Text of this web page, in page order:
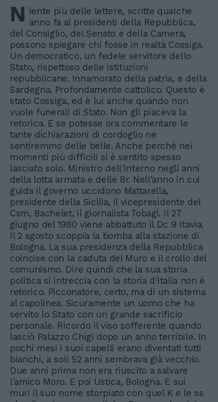
N iente più delle lettere, scritte qualche
anno fa ai presidenti della Repubblica,
del Consiglio, del Senato e della Camera,
possono spiegare chi fosse in realtà Cossiga.
Un democratico, un fedele servitore dello
Stato, rispettoso delle istituzioni
repubblicane. Innamorato della patria, e della
Sardegna. Profondamente cattolico. Questo è
stato Cossiga, ed è lui anche quando non
vuole funerali di Stato. Non gli piaceva la
retorica. E se potesse ora commentare le
tante dichiarazioni di cordoglio ne
sentiremmo delle belle. Anche perchè nei
momenti più difficili si è sentito spesso
lasciato solo. Ministro dell'Interno negli anni
della lotta armata e delle Br. Nell'anno in cui
guida il governo uccidono Mattarella,
presidente della Sicilia, il vicepresidente del
Csm, Bachelet, il giornalista Tobagi. Il 27
giugno del 1980 viene abbattuto il Dc 9 Itavia.
Il 2 agosto scoppia la bomba alla stazione di
Bologna. La sua presidenza della Repubblica
coincise con la caduta del Muro e il crollo del
comunismo. Dire quindi che la sua storia
politica si intreccia con la storia d'Italia non è
retorico. Picconatore, certo, ma di un sistema
al capolinea. Sicuramente un uomo che ha
servito lo Stato con un grande sacrificio
personale. Ricordo il viso sofferente quando
lasciò Palazzo Chigi dopo un anno terribile. In
pochi mesi i suoi capelli erano diventati tutti
bianchi, a soli 52 anni sembrava già vecchio.
Due anni prima non era riuscito a salvare
l'amico Moro. E poi Ustica, Bologna. E sui
muri il suo nome storpiato con quel K e le ss